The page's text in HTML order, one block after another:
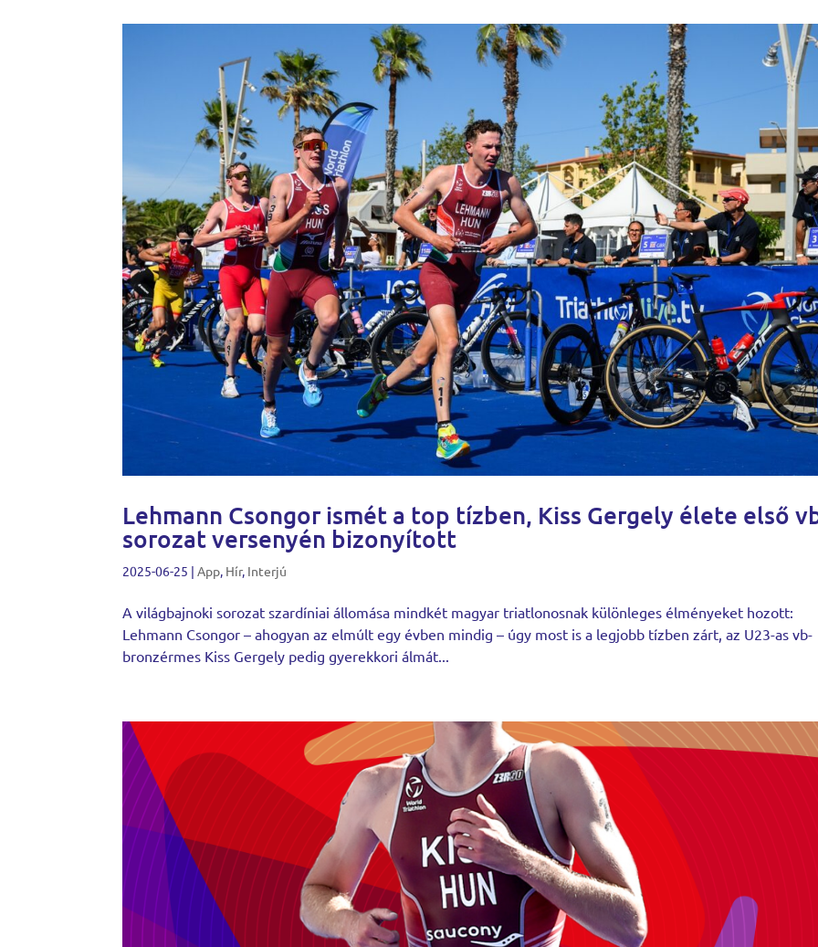
Lehmann Csongor ismét a top tízben, Kiss Gergely élete első
sorozat versenyén bizonyított
2025-06-25 | App Hír, Interjú
A világbajnoki sorozat szardíniai állomása mindkét magyar triatlonosnak különleges élményeket hozott:
Lehmann Csongor – ahogyan az elmúlt egy évben mindig – úgy most is a legjobb tízben zárt, az U23-as vb-
bronzérmes Kiss Gergely pedig gyerekkori álmát...